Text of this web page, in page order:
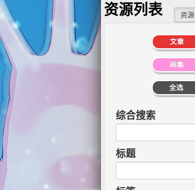
资源列表 资源
文章
画集
全选
综合搜索
标题